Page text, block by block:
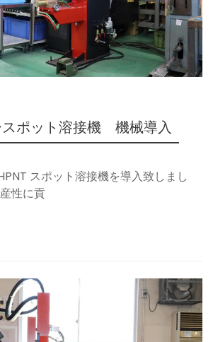
スポット溶接機 機械導入
スポット溶接機を導入致しまし
性に貢